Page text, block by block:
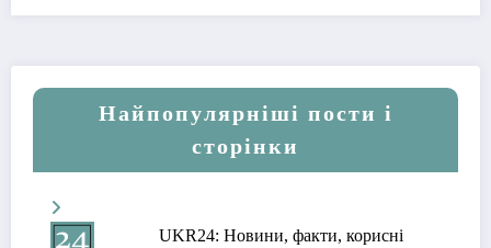
Найпопулярніші пости і
сторінки
UKR24: Новини, факти, корисні